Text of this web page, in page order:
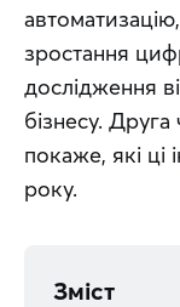
зростання
дослідження
бізнесу.
покаже, які ці
року.
Зміст